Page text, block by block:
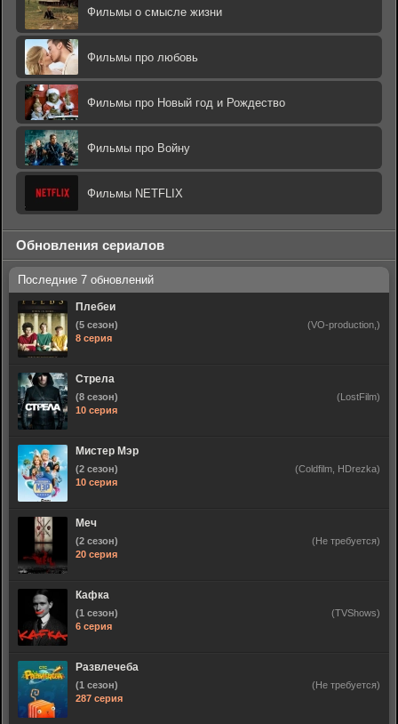
Фильмы о смысле жизни
Фильмы про любовь
Фильмы про Новый год и Рождество
Фильмы про Войну
Фильмы NETFLIX
Обновления сериалов
Плебеи
(5 сезон)
8 серия
(VO-production,)
Стрела
(8 сезон)
10 серия
(LostFilm)
Мистер Мэр
(2 сезон)
10 серия
(Coldfilm, HDrezka)
Меч
(2 сезон)
20 серия
(Не требуется)
Кафка
(1 сезон)
6 серия
(TVShows)
Развлечеба
(1 сезон)
287 серия
(Не требуется)